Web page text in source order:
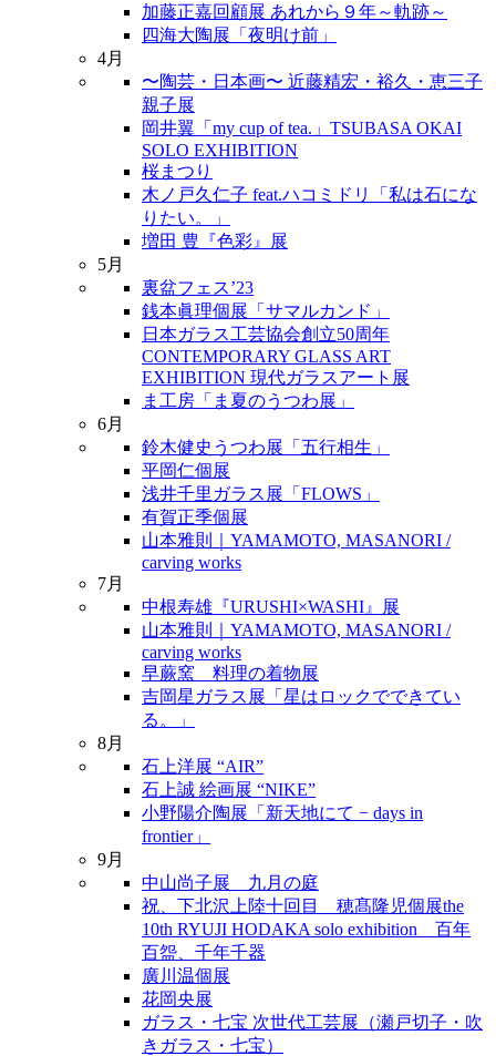
加藤正嘉回顧展 あれから９年～軌跡～
四海大陶展「夜明け前」
4月
〜陶芸・日本画〜 近藤精宏・裕久・恵三子
親子展
岡井翼「my cup of tea.」TSUBASA OKAI
SOLO EXHIBITION
桜まつり
木ノ戸久仁子 feat.ハコミドリ「私は石にな
りたい。」
増田 豊『色彩』展
5月
裏盆フェス’23
銭本眞理個展「サマルカンド」
日本ガラス工芸協会創立50周年
CONTEMPORARY GLASS ART
EXHIBITION 現代ガラスアート展
ま工房「ま夏のうつわ展」
6月
鈴木健史うつわ展「五行相生」
平岡仁個展
浅井千里ガラス展「FLOWS」
有賀正季個展
山本雅則｜YAMAMOTO, MASANORI /
carving works
7月
中根寿雄『URUSHI×WASHI』展
山本雅則｜YAMAMOTO, MASANORI /
carving works
早蕨窯 料理の着物展
吉岡星ガラス展「星はロックでできてい
る。」
8月
石上洋展 “AIR”
石上誠 絵画展 “NIKE”
小野陽介陶展「新天地にて − days in
frontier」
9月
中山尚子展 九月の庭
祝、下北沢上陸十回目 穂髙隆児個展the
10th RYUJI HODAKA solo exhibition 百年
百盌、千年千器
廣川温個展
花岡央展
ガラス・七宝 次世代工芸展（瀬戸切子・吹
きガラス・七宝）